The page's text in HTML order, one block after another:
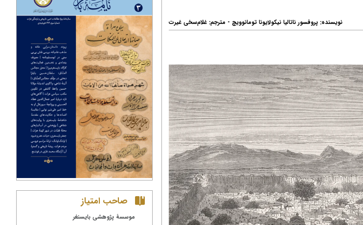
نویسنده: پروفسور ناتالیا نیکولایونا تومانوویچ - مترجم: غلام‌سخی غیرت
بزرگداشت از زادروز غیاث‌الدین
بایسنغر بهادرخان در هرات
نشست بزرگداشت از شش‌صدوچهل‌ودومین
زادروز سلطان غیاث‌الدین بایسنغر بهادرخان عصر
دیروز دوشنبه ۲۷ اسد/مرداد ۱۳۹۹ در مؤسسۀ
پژوهشی ...
صاحب امتیاز
موسسۀ پژوهشی بایسنغر